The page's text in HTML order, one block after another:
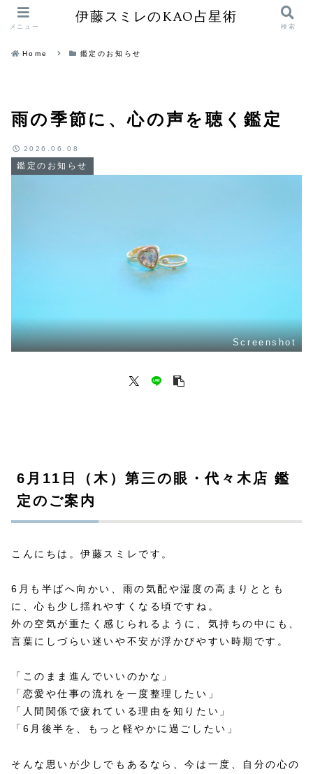
Home 鑑定のお知らせ
雨の季節に、心の声を聴く鑑定
鑑定のお知らせ
Screenshot
2026.06.08
6月11日（木）第三の眼・代々木店 鑑
定のご案内
こんにちは。伊藤スミレです。
6月も半ばへ向かい、雨の気配や湿度の高まりととも
に、心も少し揺れやすくなる頃ですね。
外の空気が重たく感じられるように、気持ちの中にも、
言葉にしづらい迷いや不安が浮かびやすい時期です。
「このまま進んでいいのかな」
「恋愛や仕事の流れを一度整理したい」
「人間関係で疲れている理由を知りたい」
「6月後半を、もっと軽やかに過ごしたい」
そんな思いが少しでもあるなら、今は一度、自分の心の
メニュー 伊藤スミレのKAO占星術 検索